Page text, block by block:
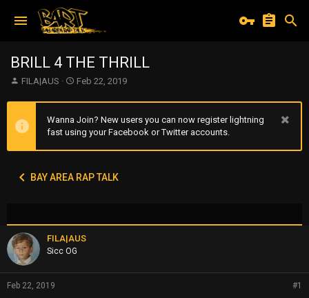
BRILL 4 THE THRILL
T
e
a
a
FILA|AUS
S
a
t
e
Feb 22, 2019
Wanna Join? New users you can now register lightning
fast using your Facebook or Twitter accounts.
BAY AREA RAP TALK
FILA|AUS
Sicc OG
Feb 22, 2019 #1